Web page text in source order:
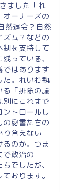
ました「れ
オーナーズの
然退会？自然
ム？などの
制を支持して
っている、
ではあります
た。れいわ執
る「排除の論
別にこれまで
トロールし
の秘書たちの
り合えない
るのか。つま
で政治の
でしたが、
おります。